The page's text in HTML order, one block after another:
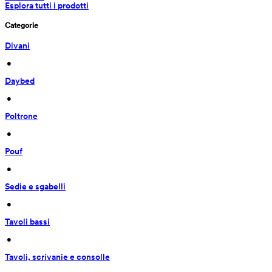
Esplora tutti i prodotti
Categorie
Divani
•
Daybed
•
Poltrone
•
Pouf
•
Sedie e sgabelli
•
Tavoli bassi
•
Tavoli, scrivanie e consolle